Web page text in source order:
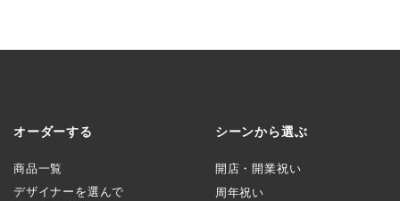
オーダーする
商品一覧
デザイナーを選んで
シーンから選ぶ
開店・開業祝い
周年祝い